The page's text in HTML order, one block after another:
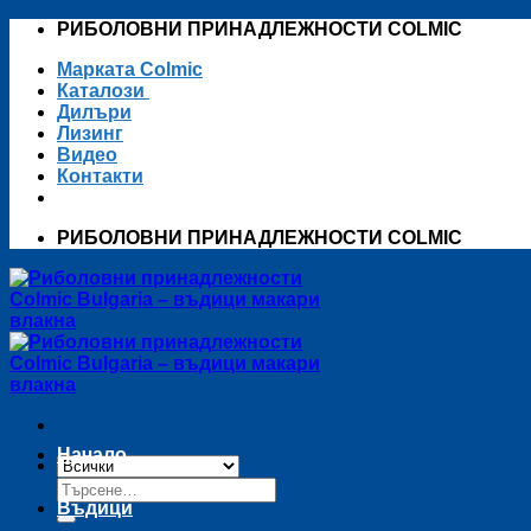
Skip
content
РИБОЛОВНИ ПРИНАДЛЕЖНОСТИ COLMIC
Марката Colmic
Каталози
Дилъри
Лизинг
Видео
Контакти
РИБОЛОВНИ ПРИНАДЛЕЖНОСТИ COLMIC
Търсене
за:
Начало
Въдици